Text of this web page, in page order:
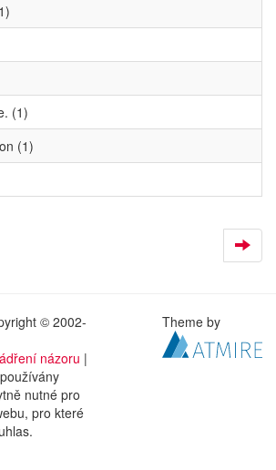
(1)
(1)
© 2002-
názoru |
nutné pro
pro které
Theme by